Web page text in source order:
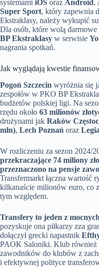
systemami iOS oraz Android.
Super Sport, który zapewnia
Ekstraklasy, należy wykupić
Dla osób, które wolą darmowe
BP Ekstraklasy w serwisie
nagrania spotkań.
Jak wyglądają kwestie
Pogoń Szczecin wyróżnia się
zespołów w PKO BP
budżetów polskiej ligi. Na
rzędu około 63 milionów
drużynami jak Raków
mln), Lech Poznań oraz
W rozliczeniu za sezon 2024/
przekraczające 74 miliony
przeznaczono na pensje
Transfermarkt łączna
kilkanaście milionów euro, co
tym względem.
Transfery to jeden z
pozyskuje ona piłkarzy zza
dołączył grecki napastnik
PAOK Saloniki. Klub również
zawodników do klubów z
i efektywnej polityce